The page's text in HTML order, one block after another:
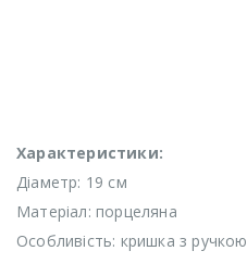
Характеристики:
Діаметр: 19 см
Матеріал: порцеляна
Особливість: кришка з ручкою